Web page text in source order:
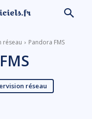
réseau Pandora FMS
réseau